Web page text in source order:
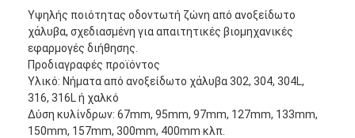
Υψηλής ποιότητας οδοντωτή ζώνη από ανοξείδωτο
χάλυβα, σχεδιασμένη για απαιτητικές βιομηχανικές
εφαρμογές διήθησης.
Προδιαγραφές προϊόντος
Υλικό: Νήματα από ανοξείδωτο χάλυβα 302, 304, 304L,
316, 316L ή χαλκό
Δύση κυλίνδρων: 67mm, 95mm, 97mm, 127mm, 133mm,
150mm, 157mm, 300mm, 400mm κλπ.